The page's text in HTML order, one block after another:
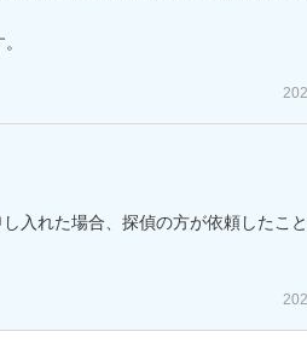
入れた場合、探偵の方が依頼したこ